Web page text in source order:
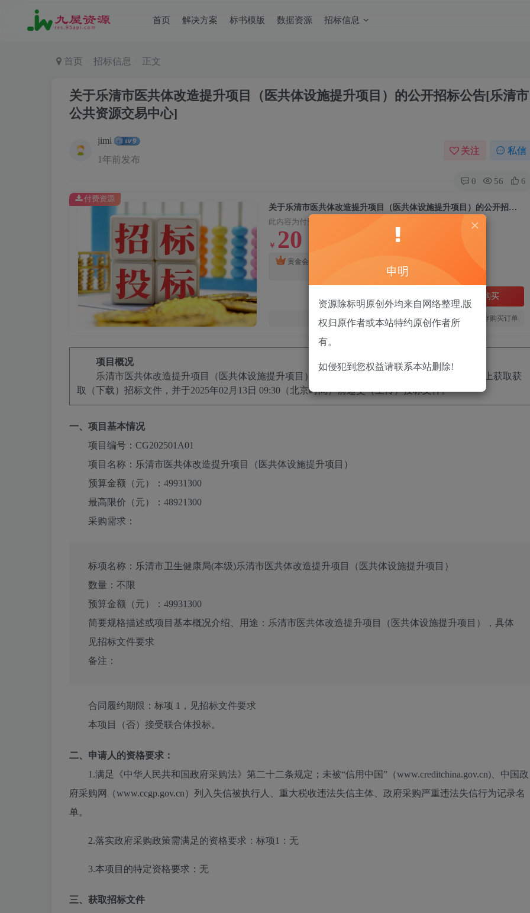
首页 解决方案 标书模版 数据资源 招标信息
首页 招标信息 正文
关于乐清市医共体改造提升项目（医共体设施提升项目）的公开招标公告[乐清市
公共资源交易中心]
jimi
1年前发布
关注 私信
0 56 6
关于乐清市医共体改造提升项目（医共体设施提升项目）的公开招标公告[乐清市公共资源交易中心]
此内容为付费资源，请付费后查看
￥ 20
黄金会员
立即购买
您当前未登录！建议登陆后购买，可保存购买订单
付费资源
项目概况
乐清市医共体改造提升项目（医共体设施提升项目）
政采云平台线上获取获
取（下载）招标文件，并于2025年02月13日 09:30 （北京时间）前递交（上传）投标文件。
一、项目基本情况
项目编号： CG202501A01
项目名称： 乐清市医共体改造提升项目（医共体设施提升项目）
预算金额（元）： 49931300
最高限价（元）： 48921300
采购需求：
标项名称： 乐清市卫生健康局(本级)乐清市医共体改造提升项目（医共体设施提升项目）
数量： 不限
预算金额（元）： 49931300
简要规格描述或项目基本概况介绍、用途： 乐清市医共体改造提升项目（医共体设施提升项目），具体
见招标文件要求
备注：
合同履约期限： 标项 1，见招标文件要求
本项目（否）接受联合体投标。
二、申请人的资格要求：
1.满足《中华人民共和国政府采购法》第二十二条规定；未被“信用中国”（www.creditchina.gov.cn)、中国政
府采购网（www.ccgp.gov.cn）列入失信被执行人、重大税收违法失信主体、政府采购严重违法失信行为记录名
单。
2.落实政府采购政策需满足的资格要求： 标项1：无
3.本项目的特定资格要求： 无
三、获取招标文件
申明
资源除标明原创外均来自网络整理,版
权归原作者或本站特约原创作者所
有。
如侵犯到您权益请联系本站删除!